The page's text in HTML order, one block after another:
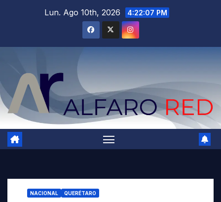
Lun. Ago 10th, 2026 4:22:08 PM
NACIONAL QUERÉTARO